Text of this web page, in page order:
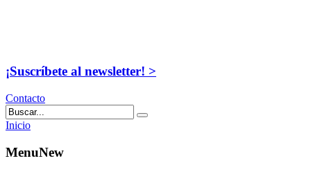
¡Suscríbete al newsletter! >
Contacto
Inicio
MenuNew